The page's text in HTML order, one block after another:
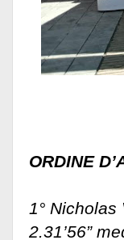
ORDINE
1°
2.31’56”